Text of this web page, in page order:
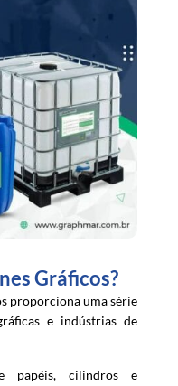
Gráficos?
proporciona uma série
e indústrias de
papéis, cilindros e